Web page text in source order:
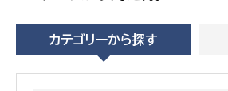
カテゴリーから探す